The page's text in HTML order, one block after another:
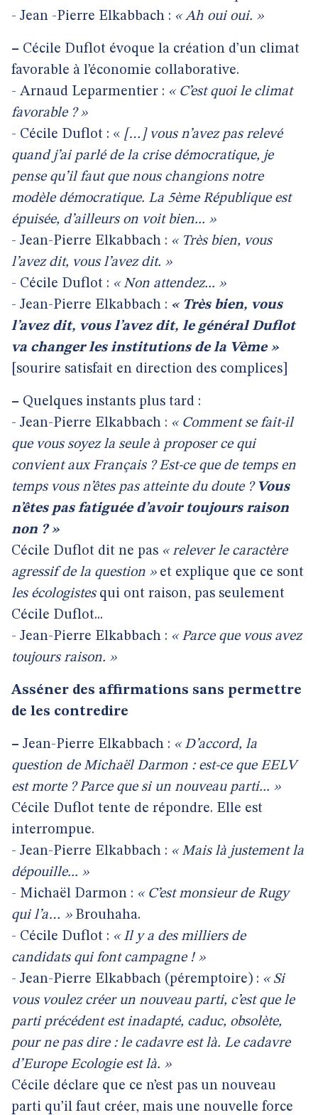
- Jean -Pierre Elkabbach : « Ah oui oui. »
– Cécile Duflot évoque la création d’un climat
favorable à l’économie collaborative.
- Arnaud Leparmentier : « C’est quoi le climat
favorable ? »
- Cécile Duflot : « […] vous n’avez pas relevé
quand j’ai parlé de la crise démocratique, je
pense qu’il faut que nous changions notre
modèle démocratique. La 5ème République est
épuisée, d’ailleurs on voit bien... »
- Jean-Pierre Elkabbach : « Très bien, vous
l’avez dit, vous l’avez dit. »
- Cécile Duflot : « Non attendez... »
- Jean-Pierre Elkabbach : « Très bien, vous
l’avez dit, vous l’avez dit, le général Duflot
va changer les institutions de la Vème »
[sourire satisfait en direction des complices]
– Quelques instants plus tard :
- Jean-Pierre Elkabbach : « Comment se fait-il
que vous soyez la seule à proposer ce qui
convient aux Français ? Est-ce que de temps en
temps vous n’êtes pas atteinte du doute ? Vous
n’êtes pas fatiguée d’avoir toujours raison
non ? »
Cécile Duflot dit ne pas « relever le caractère
agressif de la question »et explique que ce sont
les écologistesqui ont raison, pas seulement
Cécile Duflot...
- Jean-Pierre Elkabbach : « Parce que vous avez
toujours raison. »
Asséner des affirmations sans permettre
de les contredire
– Jean-Pierre Elkabbach : « D’accord, la
question de Michaël Darmon : est-ce que EELV
est morte ? Parce que si un nouveau parti... »
Cécile Duflot tente de répondre. Elle est
interrompue.
- Jean-Pierre Elkabbach : « Mais là justement la
dépouille... »
- Michaël Darmon : « C’est monsieur de Rugy
qui l’a… »Brouhaha.
- Cécile Duflot : « Il y a des milliers de
candidats qui font campagne ! »
- Jean-Pierre Elkabbach (péremptoire) : « Si
vous voulez créer un nouveau parti, c’est que le
parti précédent est inadapté, caduc, obsolète,
pour ne pas dire : le cadavre est là. Le cadavre
d’Europe Ecologie est là. »
Cécile déclare que ce n’est pas un nouveau
parti qu’il faut créer, mais une nouvelle force